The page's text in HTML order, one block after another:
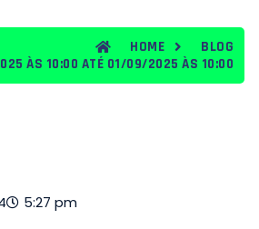
HOME
BLOG
ÀS 10:00 ATÉ 01/09/2025 ÀS 10:00
5:27 pm